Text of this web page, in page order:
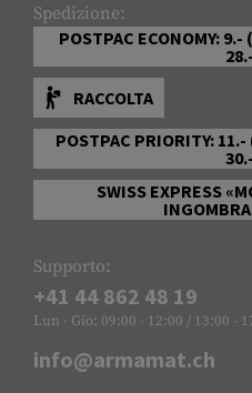
Spedizione:
POSTPAC ECONOMY:
RACCOLTA
POSTPAC PRIORITY:
SWISS EXPRESS
Supporto:
+41 44 862 48 19
Lun - Gio: 09:00 - 12:00 / 13:00 -
info@armamat.ch